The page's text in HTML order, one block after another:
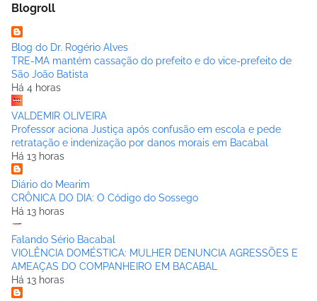
Blogroll
Blog do Dr. Rogério Alves
TRE-MA mantém cassação do prefeito e do vice-prefeito de
São João Batista
Há 4 horas
VALDEMIR OLIVEIRA
Professor aciona Justiça após confusão em escola e pede
retratação e indenização por danos morais em Bacabal
Há 13 horas
Diário do Mearim
CRÔNICA DO DIA: O Código do Sossego
Há 13 horas
Falando Sério Bacabal
VIOLÊNCIA DOMÉSTICA: MULHER DENUNCIA AGRESSÕES E
AMEAÇAS DO COMPANHEIRO EM BACABAL
Há 13 horas